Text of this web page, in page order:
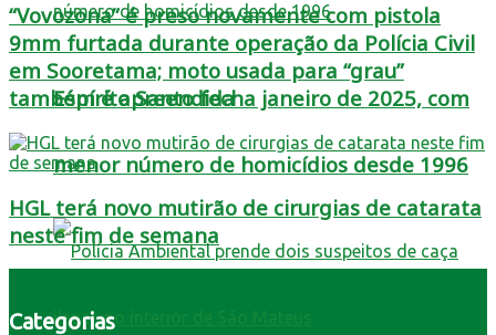
Espírito Santo fecha janeiro de 2025, com
menor número de homicídios desde 1996
“Vovozona” é preso novamente com pistola
9mm furtada durante operação da Polícia Civil
em Sooretama; moto usada para “grau”
também é apreendida
HGL terá novo mutirão de cirurgias de catarata
neste fim de semana
Categorias